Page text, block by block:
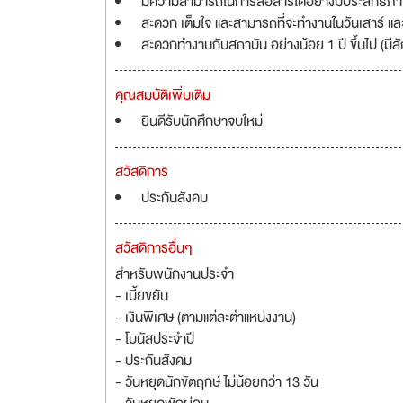
สะดวก เต็มใจ และสามารถที่จะทำงานในวันเสาร์
สะดวกทำงานกับสถาบัน อย่างน้อย 1 ปี ขึ้นไป (มี
คุณสมบัติเพิ่มเติม
ยินดีรับนักศึกษาจบใหม่
สวัสดิการ
ประกันสังคม
สวัสดิการอื่นๆ
สำหรับพนักงานประจำ
- เบี้ยขยัน
- เงินพิเศษ (ตามแต่ละตำแหน่งงาน)
- โบนัสประจำปี
- ประกันสังคม
- วันหยุดนักขัตฤกษ์ ไม่น้อยกว่า 13 วัน